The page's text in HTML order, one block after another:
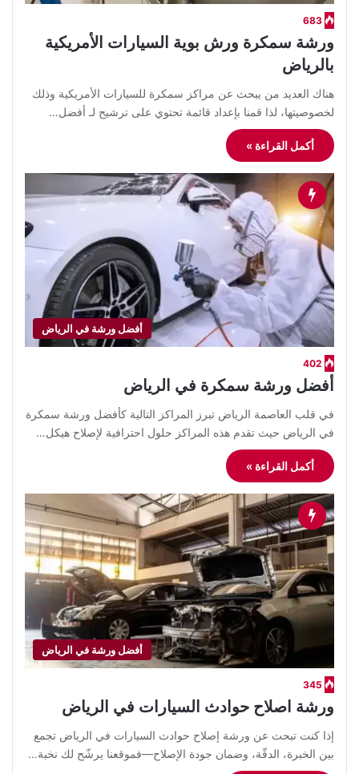
683
ورشة سمكرة ورش بوية السيارات الأمريكية
بالرياض
هناك العديد من يبحث عن مراكز سمكرة للسيارات الأمريكية وذلك
لخصوصيتها، لذا قمنا بإعداد قائمة تحتوي على ترشيح لـ أفضل…
أكمل القراءة »
أفضل ورشة في الرياض
402
أفضل ورشة سمكرة في الرياض
في قلب العاصمة الرياض تبرز المراكز التالية كأفضل ورشة سمكرة
في الرياض حيث تقدم هذه المراكز حلول احترافية لإصلاح هيكل…
أكمل القراءة »
أفضل ورشة في الرياض
345
ورشة اصلاح حوادث السيارات في الرياض
إذا كنت تبحث عن ورشة إصلاح حوادث السيارات في الرياض تجمع
بين الخبرة، الدقّة، وضمان جودة الإصلاح—فموقعنا يرشّح لك نخبة…